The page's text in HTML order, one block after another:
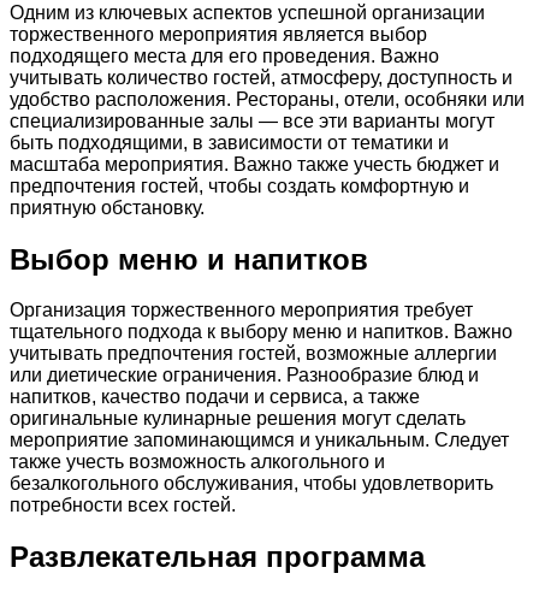
Одним из ключевых аспектов успешной организации
торжественного мероприятия является выбор
подходящего места для его проведения. Важно
учитывать количество гостей, атмосферу, доступность и
удобство расположения. Рестораны, отели, особняки или
специализированные залы — все эти варианты могут
быть подходящими, в зависимости от тематики и
масштаба мероприятия. Важно также учесть бюджет и
предпочтения гостей, чтобы создать комфортную и
приятную обстановку.
Выбор меню и напитков
Организация торжественного мероприятия требует
тщательного подхода к выбору меню и напитков. Важно
учитывать предпочтения гостей, возможные аллергии
или диетические ограничения. Разнообразие блюд и
напитков, качество подачи и сервиса, а также
оригинальные кулинарные решения могут сделать
мероприятие запоминающимся и уникальным. Следует
также учесть возможность алкогольного и
безалкогольного обслуживания, чтобы удовлетворить
потребности всех гостей.
Развлекательная программа